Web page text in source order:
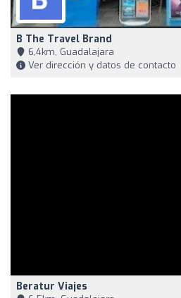
B The Travel Brand
6,4km, Guadalajara
Ver dirección y datos de contacto
Beratur Viajes